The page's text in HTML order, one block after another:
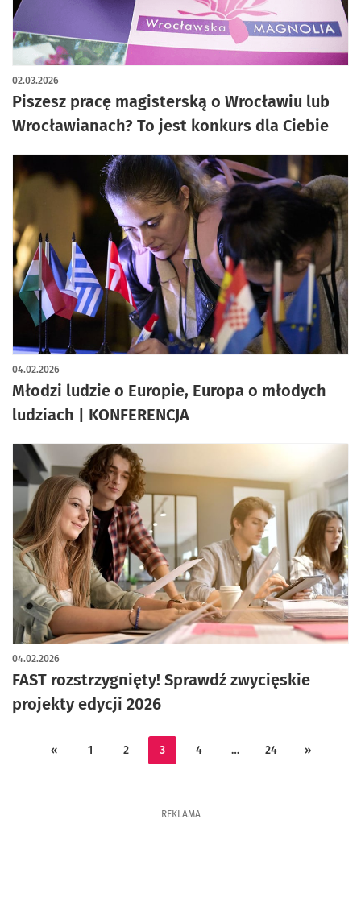
Piszesz pracę magisterską o Wrocławiu lub
Wrocławianach? To jest konkurs dla Ciebie
02.03.2026
Młodzi ludzie o Europie, Europa o młodych
ludziach | KONFERENCJA
04.02.2026
FAST rozstrzygnięty! Sprawdź zwycięskie
projekty edycji 2026
04.02.2026
« 1 2 3 4 … 24 »
REKLAMA